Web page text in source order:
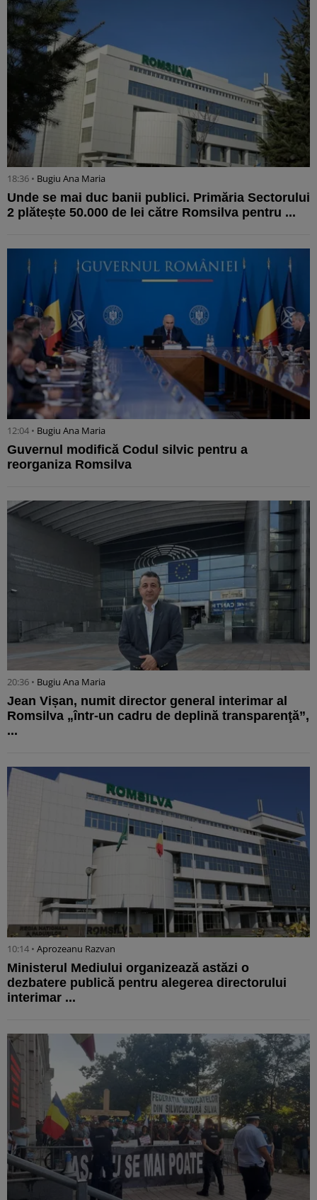
18:36 • Bugiu ⁠Ana Maria
Unde se mai duc banii publici. Primăria Sectorului
2 plătește 50.000 de lei către Romsilva pentru ...
12:04 • Bugiu ⁠Ana Maria
Guvernul modifică Codul silvic pentru a
reorganiza Romsilva
20:36 • Bugiu ⁠Ana Maria
Jean Vișan, numit director general interimar al
Romsilva „într-un cadru de deplină transparenţă”,
...
10:14 • Aprozeanu Razvan
Ministerul Mediului organizează astăzi o
dezbatere publică pentru alegerea directorului
interimar ...